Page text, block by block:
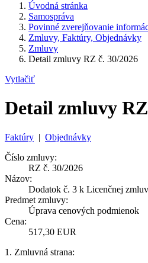
Úvodná stránka
Samospráva
Povinné zverejňovanie
Zmluvy, Faktúry, Objednávky
Zmluvy
Detail zmluvy RZ č. 30/2026
Vytlačiť
Detail zmluvy
Faktúry | Objednávky
Číslo zmluvy:
RZ č. 30/2026
Názov:
Dodatok č. 3 k Licenčnej
Predmet zmluvy:
Úprava cenových podmienok
Cena:
517,30 EUR
1. Zmluvná strana: